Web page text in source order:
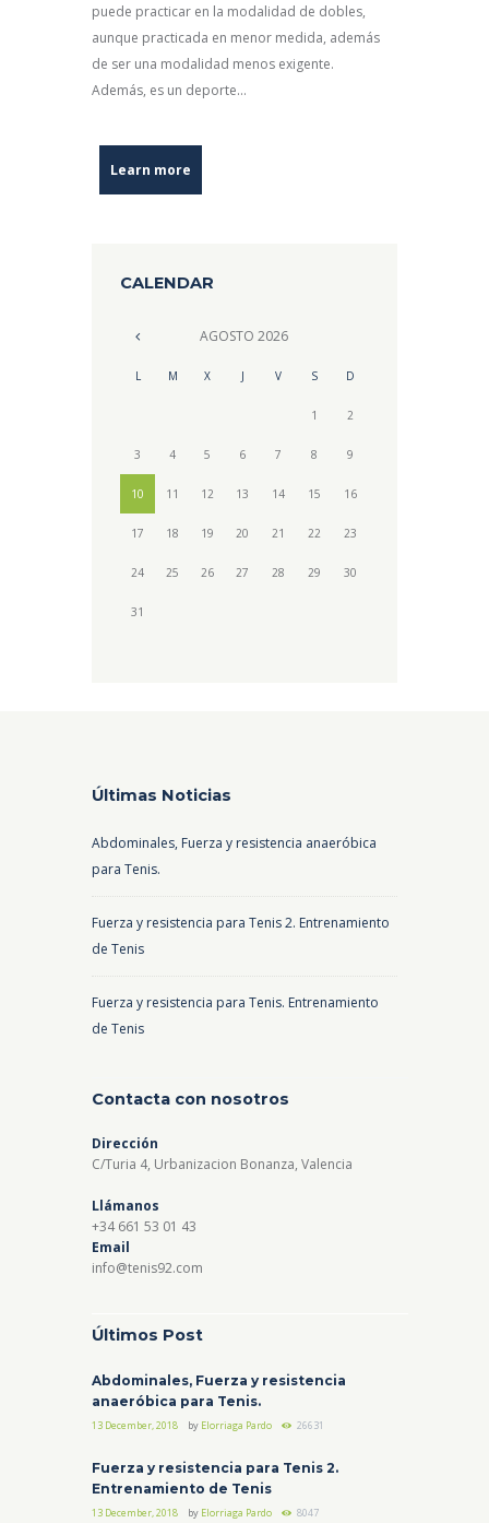
puede practicar en la modalidad de dobles,
aunque practicada en menor medida, además
de ser una modalidad menos exigente.
Además, es un deporte...
Learn more
CALENDAR
AGOSTO 2026
L M X J V S D
1 2
3 4 5 6 7 8 9
10 11 12 13 14 15 16
17 18 19 20 21 22 23
24 25 26 27 28 29 30
31
Últimas Noticias
Abdominales, Fuerza y resistencia anaeróbica
para Tenis.
Fuerza y resistencia para Tenis 2. Entrenamiento
de Tenis
Fuerza y resistencia para Tenis. Entrenamiento
de Tenis
Contacta con nosotros
Dirección
C/Turia 4, Urbanizacion Bonanza, Valencia
Llámanos
+34 661 53 01 43
Email
info@tenis92.com
Últimos Post
Abdominales, Fuerza y resistencia
anaeróbica para Tenis.
13 December, 2018 by Elorriaga Pardo 26631
Fuerza y resistencia para Tenis 2.
Entrenamiento de Tenis
13 December, 2018 by Elorriaga Pardo 8047